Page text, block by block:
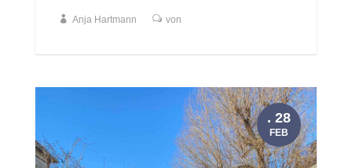
Anja Hartmann von
. 28
FEB